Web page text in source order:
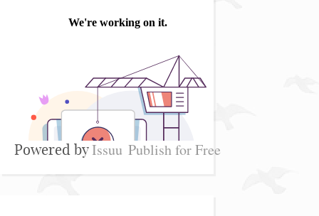
Powered byIssuu Publish for Free